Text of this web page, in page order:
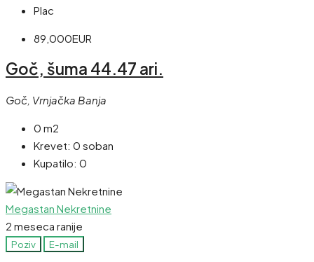
Plac
89,000EUR
Goč, šuma 44.47 ari.
Goč, Vrnjačka Banja
0 m2
Krevet: 0 soban
Kupatilo: 0
Megastan Nekretnine
2 meseca ranije
Poziv E-mail